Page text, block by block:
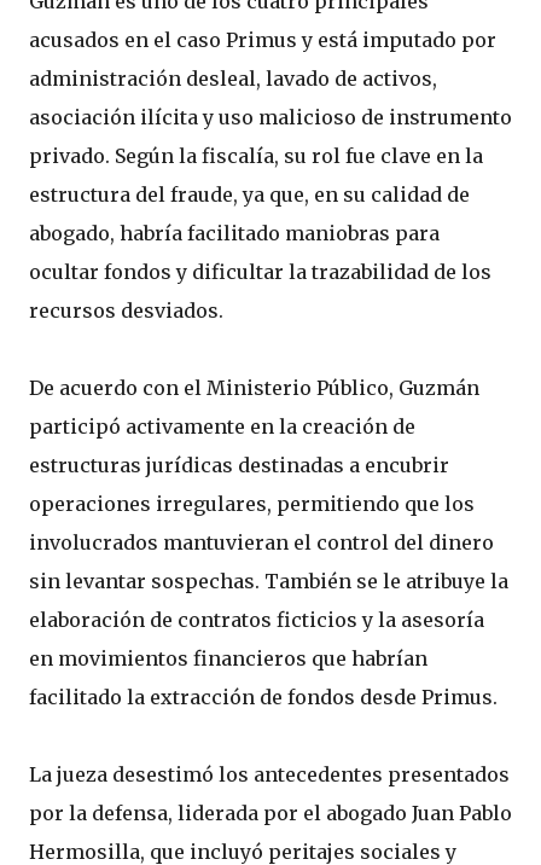
acusados en el caso Primus y está imputado por
administración desleal, lavado de activos,
asociación ilícita y uso malicioso de instrumento
privado. Según la fiscalía, su rol fue clave en la
estructura del fraude, ya que, en su calidad de
abogado, habría facilitado maniobras para
ocultar fondos y dificultar la trazabilidad de los
recursos desviados.
De acuerdo con el Ministerio Público, Guzmán
participó activamente en la creación de
estructuras jurídicas destinadas a encubrir
operaciones irregulares, permitiendo que los
involucrados mantuvieran el control del dinero
sin levantar sospechas. También se le atribuye la
elaboración de contratos ficticios y la asesoría
en movimientos financieros que habrían
facilitado la extracción de fondos desde Primus.
La jueza desestimó los antecedentes presentados
por la defensa, liderada por el abogado Juan Pablo
Hermosilla, que incluyó peritajes sociales y